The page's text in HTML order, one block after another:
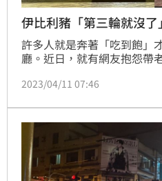
伊比利豬「第三輪就沒了
許多人就是奔著「吃到飽」
廳。近日，就有網友抱怨帶
po文，怒轟「到底是多怕人
2023/04/11 07:46